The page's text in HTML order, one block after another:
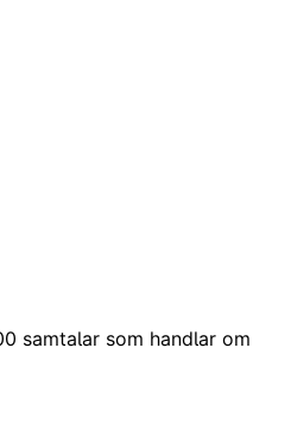
samtalar som handlar om